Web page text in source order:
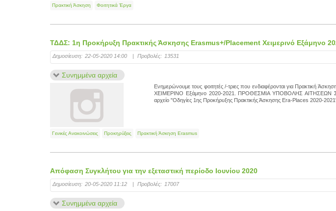
Πρακτική Άσκηση Φοιτητικά Έργα
ΤΔΔΣ: 1η Προκήρυξη Πρακτικής Άσκησης Erasmus+/Placement Χειμερινό Εξάμηνο
Δημοσίευση: 22-05-2020 14:00 | Προβολές: 13531
Συνημμένα αρχεία
Ενημερώνουμε τους φοιτητές /-τριες που ενδιαφέρονται για Πρακτική
ΧΕΙΜΕΡΙΝΟ Εξάμηνο 2020-2021. ΠΡΟΘΕΣΜΙΑ ΥΠΟΒΟΛΗΣ ΑΙΤΗΣΕΩΝ
αρχείο "Οδηγίες 1ης Προκήρυξης Πρακτικής Άσκησης Era-Places 2020-
Γενικές Ανακοινώσεις Προκηρύξεις Πρακτική Άσκηση Erasmus
Απόφαση Συγκλήτου για την εξεταστική περίοδο Ιουνίου 2020
Δημοσίευση: 20-05-2020 11:12 | Προβολές: 17007
Συνημμένα αρχεία